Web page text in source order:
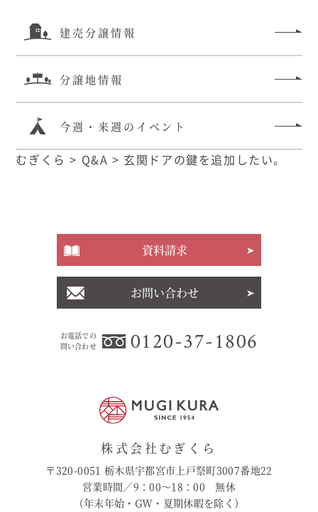
建売分譲情報
分譲地情報
今週・来週のイベント
むぎくら > Q&A > 玄関ドアの鍵を追加したい。
お電話での
問い合わせ
0120-37-1806
資料請求
お問い合わせ
株式会社むぎくら
〒320-0051 栃木県宇都宮市上戸祭町3007番地22
営業時間／9：00〜18：00 無休
（年末年始・GW・夏期休暇を除く）